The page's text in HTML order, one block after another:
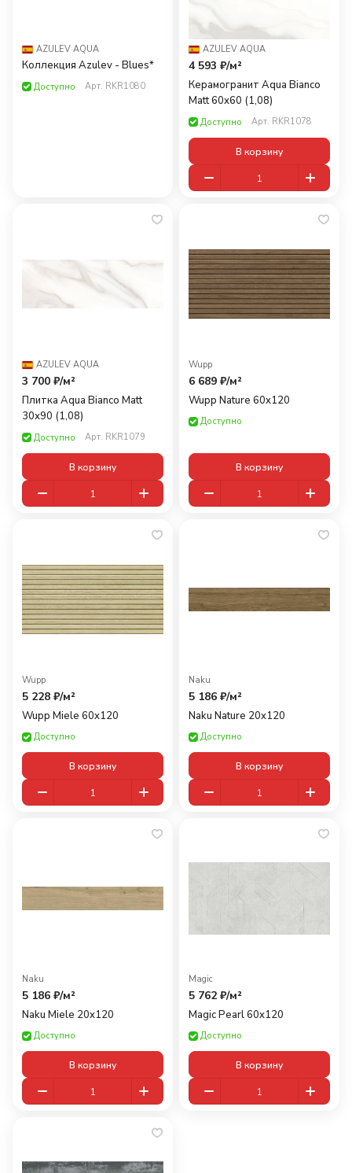
AZULEV·AQUA
Коллекция Azulev - Blues*
Доступно Арт. RKR1080
AZULEV·AQUA
4 593 ₽/м²
Керамогранит Aqua Bianco
Matt 60х60 (1,08)
Доступно Арт. RKR1078
В корзину
AZULEV·AQUA
3 700 ₽/м²
Плитка Aqua Bianco Matt
30х90 (1,08)
Доступно Арт. RKR1079
В корзину
Wupp
6 689 ₽/м²
Wupp Nature 60x120
Доступно
В корзину
Wupp
5 228 ₽/м²
Wupp Miele 60x120
Доступно
В корзину
Naku
5 186 ₽/м²
Naku Nature 20x120
Доступно
В корзину
Naku
5 186 ₽/м²
Naku Miele 20x120
Доступно
В корзину
Magic
5 762 ₽/м²
Magic Pearl 60x120
Доступно
В корзину